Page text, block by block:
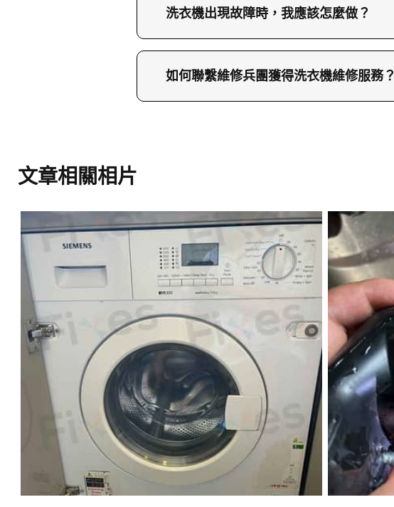
堵塞，進而影響正常使用。定期清理梘
洗衣機出現故障時，我應該怎麼做？
在洗衣機出現故障時，建議準確提供洗
速準確地分析問題。這樣，我們的兵團
如何聯繫維修兵團獲得洗衣機維修服務？
文章相關相片